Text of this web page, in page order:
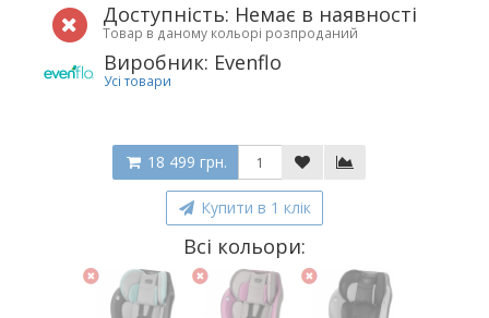
Доступність: Немає в наявності
Товар в даному кольорі розпроданий
Виробник: Evenflo
Усі товари
18 499 грн.
Купити в 1 клік
Всі кольори: